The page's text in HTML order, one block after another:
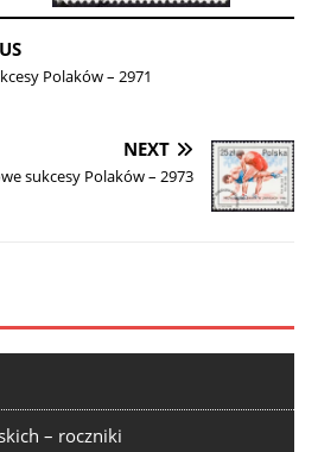
Polaków – 2971
NEXT
sukcesy Polaków – 2973
– roczniki